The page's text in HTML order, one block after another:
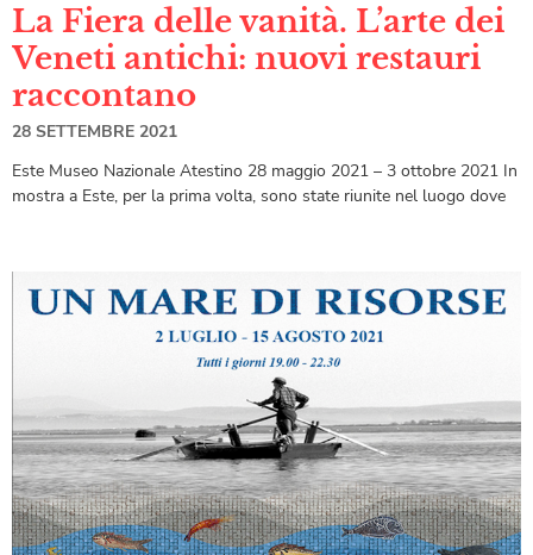
La Fiera delle vanità. L’arte dei
Veneti antichi: nuovi restauri
raccontano
28 SETTEMBRE 2021
Este Museo Nazionale Atestino 28 maggio 2021 – 3 ottobre 2021 In
mostra a Este, per la prima volta, sono state riunite nel luogo dove